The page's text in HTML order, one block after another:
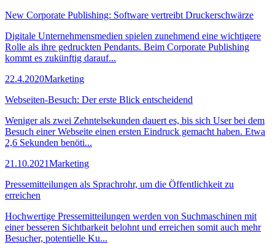
New Corporate Publishing: Software vertreibt Druckerschwärze
Digitale Unternehmensmedien spielen zunehmend eine wichtigere
Rolle als ihre gedruckten Pendants. Beim Corporate Publishing
kommt es zukünftig darauf...
22.4.2020Marketing
Webseiten-Besuch: Der erste Blick entscheidend
Weniger als zwei Zehntelsekunden dauert es, bis sich User bei dem
Besuch einer Webseite einen ersten Eindruck gemacht haben. Etwa
2,6 Sekunden benöti...
21.10.2021Marketing
Pressemitteilungen als Sprachrohr, um die Öffentlichkeit zu
erreichen
Hochwertige Pressemitteilungen werden von Suchmaschinen mit
einer besseren Sichtbarkeit belohnt und erreichen somit auch mehr
Besucher, potentielle Ku...